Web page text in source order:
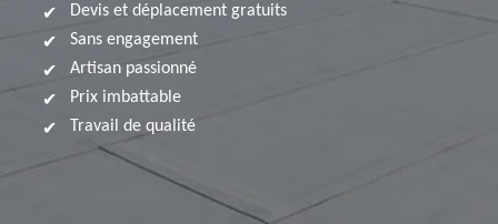
Devis et déplacement gratuits
Sans engagement
Artisan passionné
Prix imbattable
Travail de qualité